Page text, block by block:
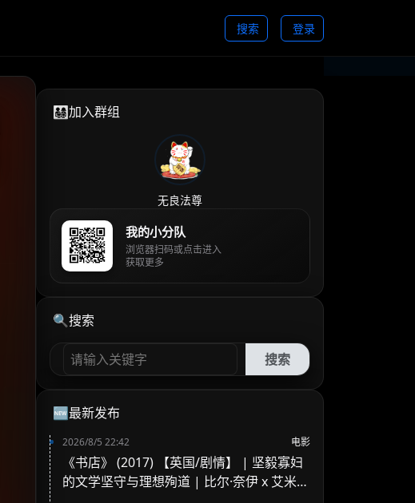
搜索 登录
👨‍👩‍👧‍👦加入群组
无良法尊
我的小分队
浏览器扫码或点击进入
获取更多
🔍搜索
搜索
🆕最新发布
2026/8/5 22:42 电影
《书店》 (2017) 【英国/剧情】 | 坚毅寡妇
的文学坚守与理想殉道 | 比尔·奈伊 x 艾米莉